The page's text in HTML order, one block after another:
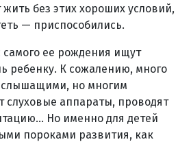
жить без этих хороших условий,
— приспособились.
самого ее рождения ищут
ребенку. К сожалению, много
но многим
слуховые аппараты, проводят
Но именно для детей
пороками развития, как